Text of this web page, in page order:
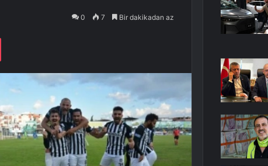
0 7 Bir dakikadan az
Pocket